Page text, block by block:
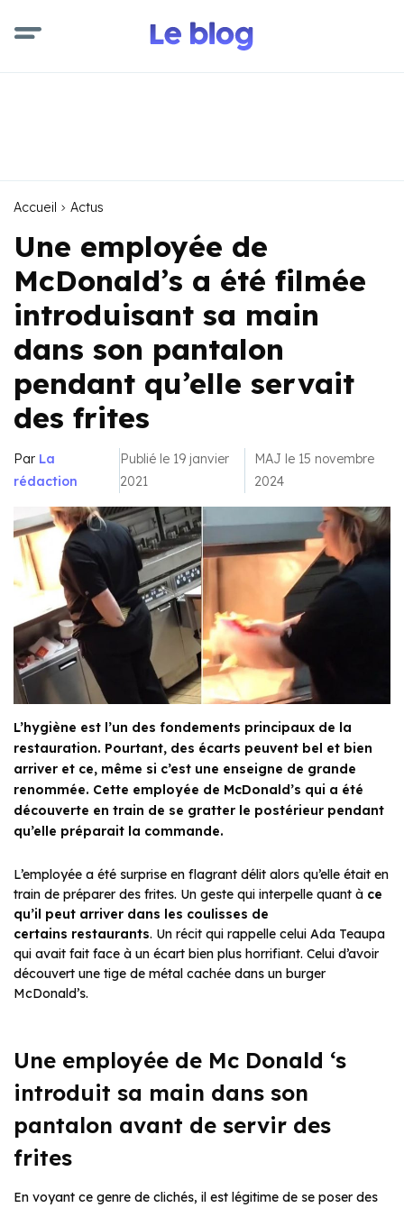
Accueil Actus
Une employée de
McDonald’s a été filmée
introduisant sa main
dans son pantalon
pendant qu’elle servait
des frites
Par La
rédaction
Publié le 19 janvier
2021
MAJ le 15 novembre
2024
L’hygiène est l’un des fondements principaux de la
restauration. Pourtant, des écarts peuvent bel et bien
arriver et ce, même si c’est une enseigne de grande
renommée. Cette employée de McDonald’s qui a été
découverte en train de se gratter le postérieur pendant
qu’elle préparait la commande.
L’employée a été surprise en flagrant délit alors qu’elle était en
train de préparer des frites. Un geste qui interpelle quant à ce
qu’il peut arriver dans les coulisses de
certains restaurants. Un récit qui rappelle celui Ada Teaupa
qui avait fait face à un écart bien plus horrifiant. Celui d’avoir
découvert une tige de métal cachée dans un burger
McDonald’s.
Une employée de Mc Donald ‘s
introduit sa main dans son
pantalon avant de servir des
frites
En voyant ce genre de clichés, il est légitime de se poser des